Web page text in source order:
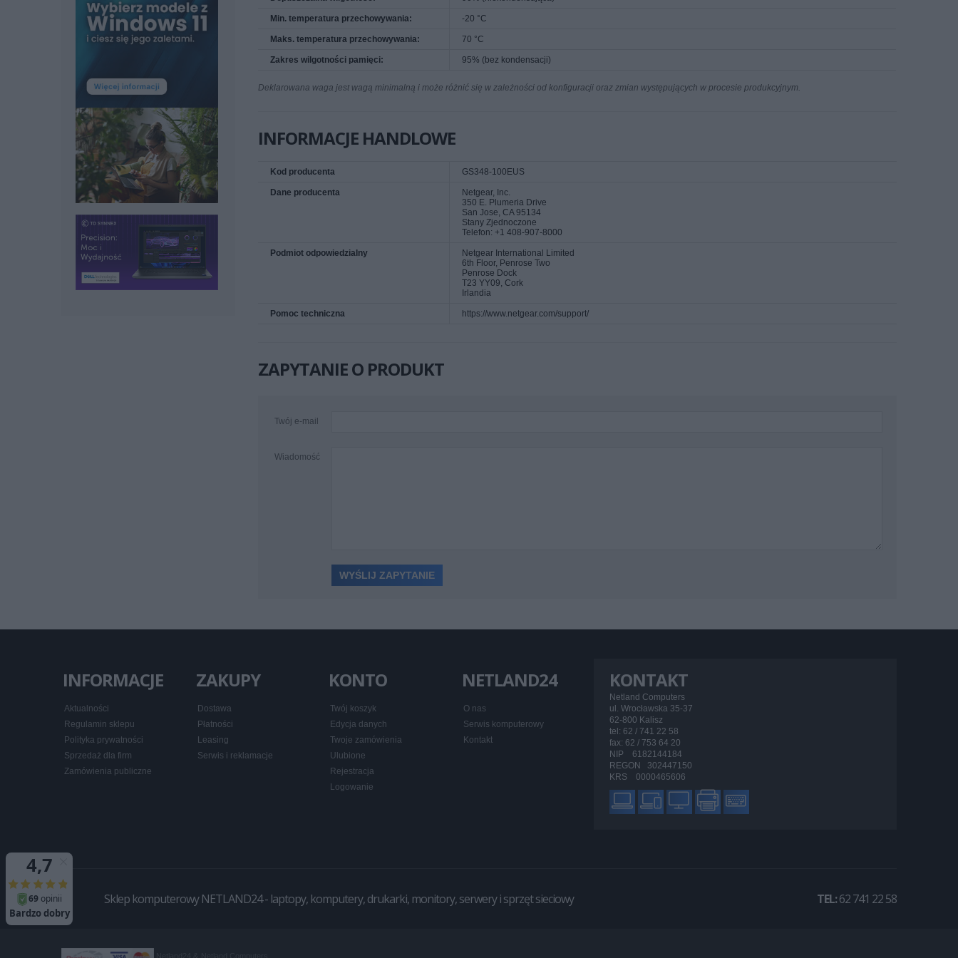
Min. temperatura przechowywania: -20 °C
Maks. temperatura przechowywania: 70 °C
Zakres wilgotności pamięci: 95% (bez kondensacji)
Deklarowana waga jest wagą minimalną i może różnić się w zależności od konfiguracji oraz zmian występujących w procesie produkcyjnym.
INFORMACJE HANDLOWE
Kod producenta GS348-100EUS
Dane producenta
Netgear, Inc.
350 E. Plumeria Drive
San Jose, CA 95134
Stany Zjednoczone
Telefon: +1 408-907-8000
Podmiot odpowiedzialny
Netgear International Limited
6th Floor, Penrose Two
Penrose Dock
T23 YY09, Cork
Irlandia
Pomoc techniczna https://www.netgear.com/support/
ZAPYTANIE O PRODUKT
Twój e-mail
Wiadomość
KONTAKT
Netland Computers
ul. Wrocławska 35-37
62-800 Kalisz
tel: 62 / 741 22 58
fax: 62 / 753 64 20
NIP 6182144184
REGON 302447150
KRS 0000465606
INFORMACJE
Aktualności
Regulamin sklepu
Polityka prywatności
Sprzedaż dla firm
Zamówienia publiczne
ZAKUPY
Dostawa
Płatności
Leasing
Serwis i reklamacje
KONTO
Twój koszyk
Edycja danych
Twoje zamówienia
Ulubione
Rejestracja
Logowanie
NETLAND24
O nas
Serwis komputerowy
Kontakt
Sklep komputerowy NETLAND24 - laptopy, komputery, drukarki, monitory, serwery i sprzęt sieciowy TEL:62 741 22 58